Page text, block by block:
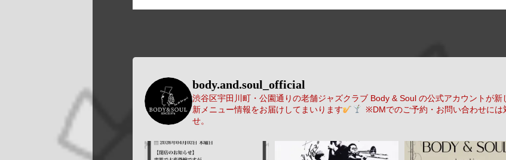
body.and.soul_official
渋谷区宇田川町・公園通りの老舗ジャズクラブ Body & Soul の公式アカウントが新
新メニュー情報をお届けしてまいります
※DMでのご予約・お問い合わせには
せ。